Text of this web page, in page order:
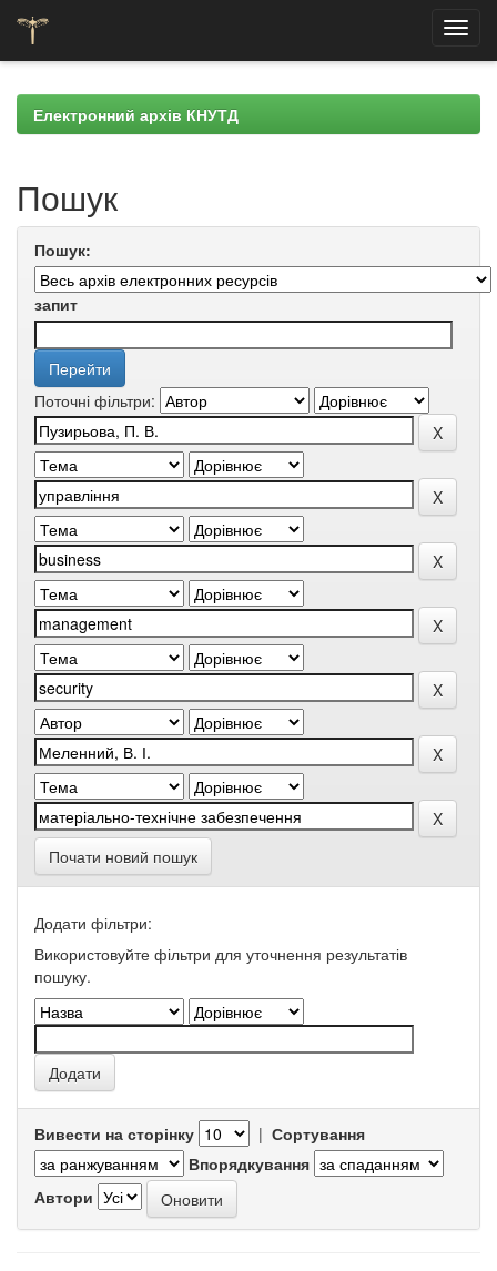
navigationЕлектронний архів КНУТД
Пошук
Пошук:
запит
Поточні фільтри:
Почати новий пошук
Додати фільтри:
Використовуйте фільтри для уточнення результатів
пошуку.
Вивести на сторінку | Сортування
Впорядкування
Автори